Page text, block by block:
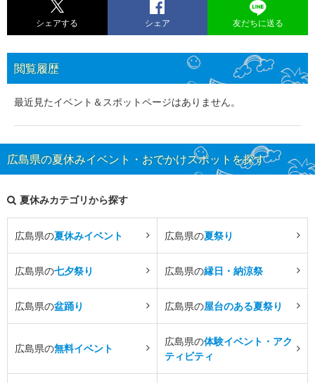
シェアする シェア 友だちに送る
閲覧履歴
最近見たイベント＆スポットページはありません。
広島県の夏休みイベント・おでかけスポットを探す
夏休みカテゴリから探す
広島県の夏休みイベント 広島県の夏祭り
広島県の七夕祭り 広島県の縁日・納涼祭
広島県の盆踊り 広島県の屋台のある夏祭り
広島県の無料イベント
広島県の体験イベント・アク
ティビティ